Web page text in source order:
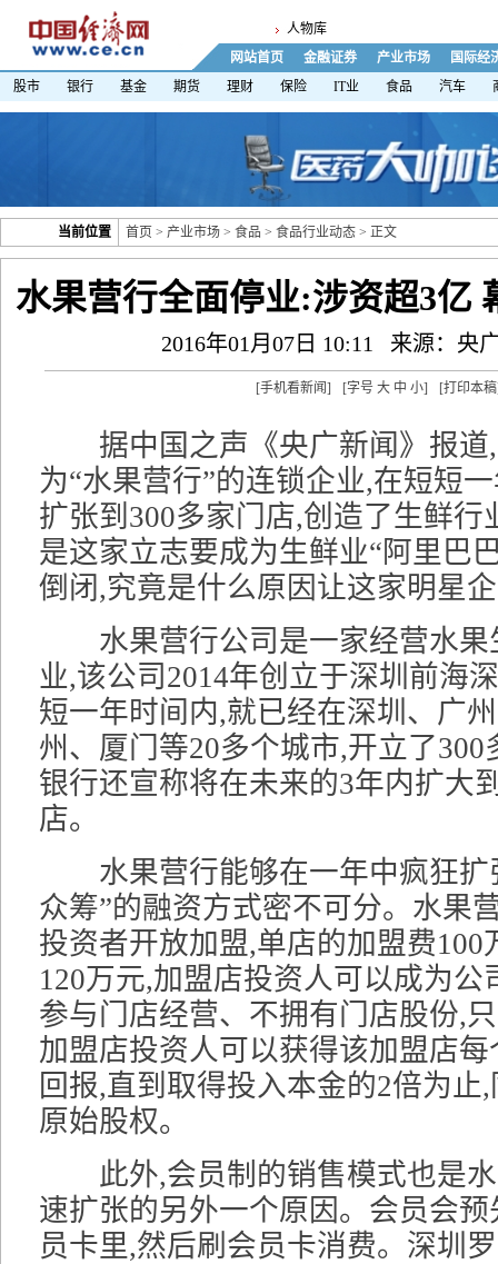
人物库
网站首页
金融证券 产业市场
国际经
股市
银行 基金 期货 理财 保险 IT业 食品 汽车
当前位置 首页 > 产业市场 > 食品 > 食品行业动态 > 正文
水果营行全面停业:涉资超3亿
2016年01月07日 10:11 来源：央
[手机看新闻] [字号 大 中 小] [打印本稿
据中国之声《央广新闻》报道,
为“水果营行”的连锁企业,在短短
扩张到300多家门店,创造了生鲜行
是这家立志要成为生鲜业“阿里巴
倒闭,究竟是什么原因让这家明星
水果营行公司是一家经营水果
业,该公司2014年创立于深圳前海
短一年时间内,就已经在深圳、广
州、厦门等20多个城市,开立了300
银行还宣称将在未来的3年内扩大
店。
水果营行能够在一年中疯狂扩
众筹”的融资方式密不可分。水果
投资者开放加盟,单店的加盟费100
120万元,加盟店投资人可以成为公
参与门店经营、不拥有门店股份,
加盟店投资人可以获得该加盟店每
回报,直到取得投入本金的2倍为止
原始股权。
此外,会员制的销售模式也是水
速扩张的另外一个原因。会员会
员卡里,然后刷会员卡消费。深圳